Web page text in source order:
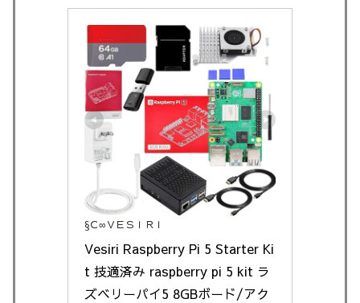
§Ｃ∞ＶＥＳＩＲＩ
Vesiri Raspberry Pi 5 Starter Ki
t 技適済み raspberry pi 5 kit ラ
ズベリーパイ5 8GBボード/アク